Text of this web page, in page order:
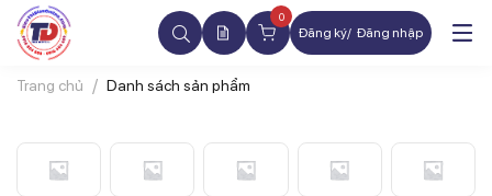
0
Đăng ký Đăng nhập
Trang chủ Danh sách sản phẩm